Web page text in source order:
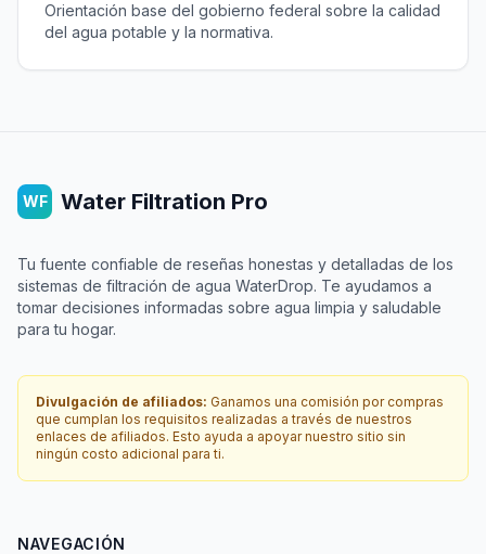
Orientación base del gobierno federal sobre la calidad
del agua potable y la normativa.
WF Water Filtration Pro
Tu fuente confiable de reseñas honestas y detalladas de los
sistemas de filtración de agua WaterDrop. Te ayudamos a
tomar decisiones informadas sobre agua limpia y saludable
para tu hogar.
Divulgación de afiliados: Ganamos una comisión por compras
que cumplan los requisitos realizadas a través de nuestros
enlaces de afiliados. Esto ayuda a apoyar nuestro sitio sin
ningún costo adicional para ti.
NAVEGACIÓN